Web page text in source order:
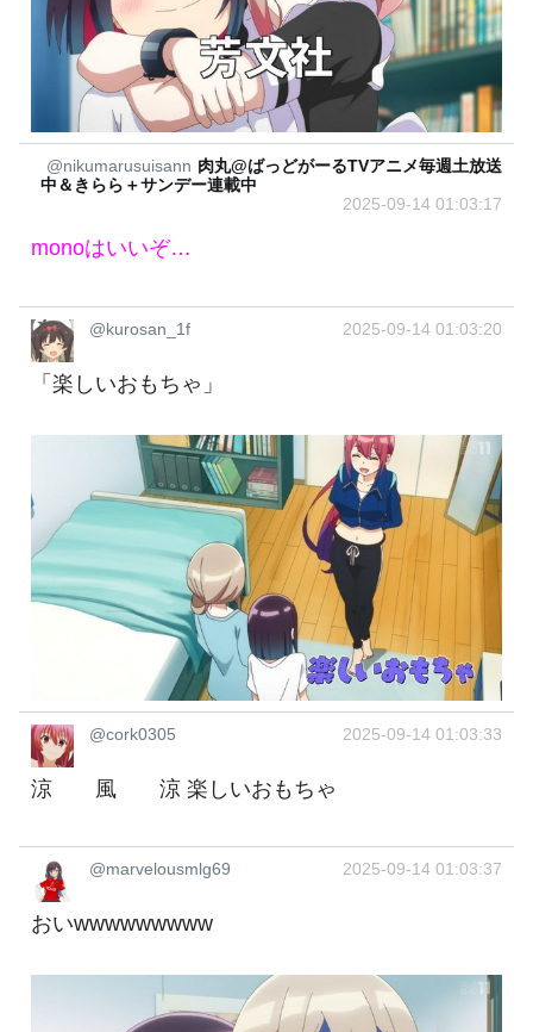
@nikumarusuisann 肉丸@ばっどがーるTVアニメ毎週土放送
中＆きらら＋サンデー連載中
2025-09-14 01:03:17
monoはいいぞ…
@kurosan_1f 2025-09-14 01:03:20
「楽しいおもちゃ」
@cork0305 2025-09-14 01:03:33
涼 風 涼 楽しいおもちゃ
@marvelousmlg69 2025-09-14 01:03:37
おいwwwwwwwww